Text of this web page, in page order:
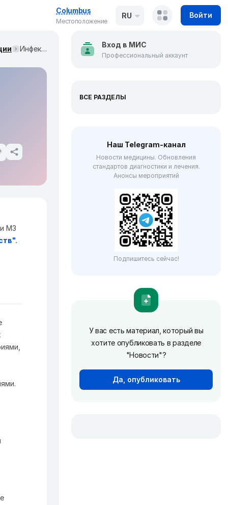
Columbus
Местоположение
RU Войти
Инфекционный эндокардит и инфекция внутрисердечных устройств. Клинические рекомендации МЗ России
МЗ
.
Вход в МИС
Профессиональный аккаунт
ВСЕ РАЗДЕЛЫ
Наш Telegram-канал
Новости медицины. Обновления
стандартов диагностики и лечения.
Анонсы мероприятий
Подпишитесь сейчас!
У вас есть материал, который вы
хотите опубликовать в разделе
"Новости"?
Да, опубликовать